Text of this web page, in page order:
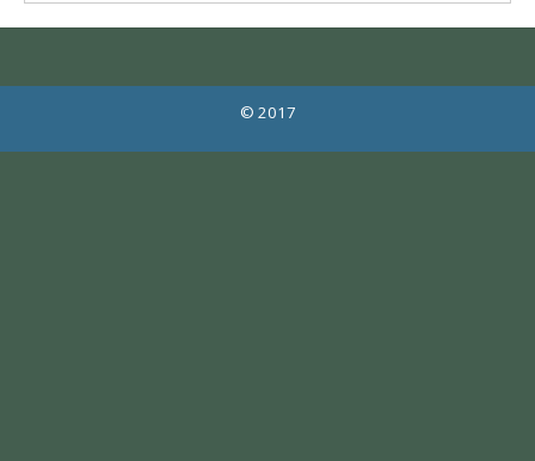
© 2017